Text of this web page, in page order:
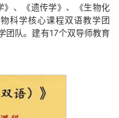
》、《遗传学》、《生物化
科学核心课程双语教学团
团队。建有17个双导师教育